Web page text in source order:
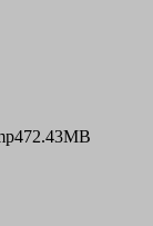
72.43MB